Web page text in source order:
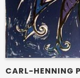
CARL-HENNING